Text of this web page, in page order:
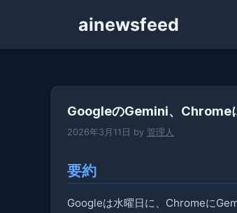
ainewsfeed
GoogleのGemini、Chrome
2026年3月11日 by 管理人
要約
Googleは水曜日に、Chromeに